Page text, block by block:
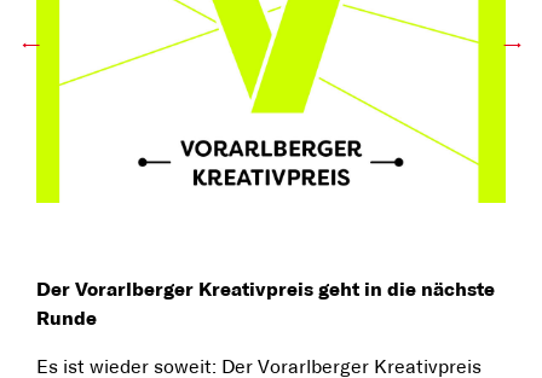
← →
Der Vorarlberger Kreativpreis geht in die nächste
Runde
Es ist wieder soweit: Der Vorarlberger Kreativpreis